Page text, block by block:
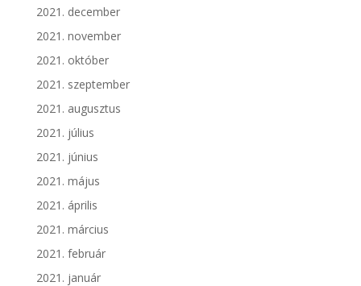
2021. december
2021. november
2021. október
2021. szeptember
2021. augusztus
2021. július
2021. június
2021. május
2021. április
2021. március
2021. február
2021. január